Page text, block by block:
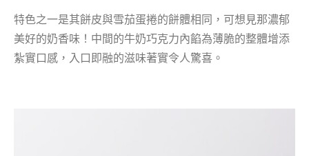
特色之一是其餅皮與雪茄蛋捲的餅體相同，可想見那濃郁
美好的奶香味！中間的牛奶巧克力內餡為薄脆的整體增添
紮實口感，入口即融的滋味著實令人驚喜。